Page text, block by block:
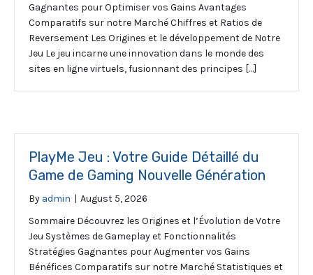
Gagnantes pour Optimiser vos Gains Avantages
Comparatifs sur notre Marché Chiffres et Ratios de
Reversement Les Origines et le développement de Notre
Jeu Le jeu incarne une innovation dans le monde des
sites en ligne virtuels, fusionnant des principes […]
PlayMe Jeu : Votre Guide Détaillé du
Game de Gaming Nouvelle Génération
By admin | August 5, 2026
Sommaire Découvrez les Origines et l’Évolution de Votre
Jeu Systèmes de Gameplay et Fonctionnalités
Stratégies Gagnantes pour Augmenter vos Gains
Bénéfices Comparatifs sur notre Marché Statistiques et